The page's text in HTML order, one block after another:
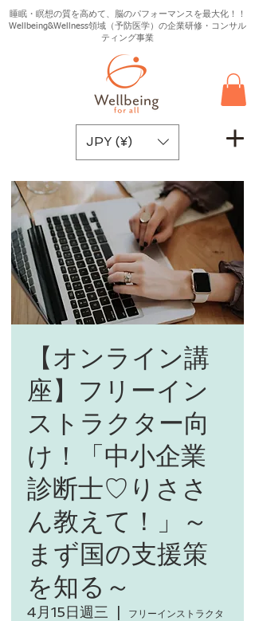
睡眠・瞑想の質を高めて、脳のパフォーマンスを最大化！！
Wellbeing&Wellness領域（予防医学）の企業研修・コンサル
ティング事業
JPY (¥)
【オンライン講
座】フリーイン
ストラクター向
け！「中小企業
診断士♡りささ
ん教えて！」～
まず国の支援策
を知る～
4月15日週三
  |
フリーインストラクタ